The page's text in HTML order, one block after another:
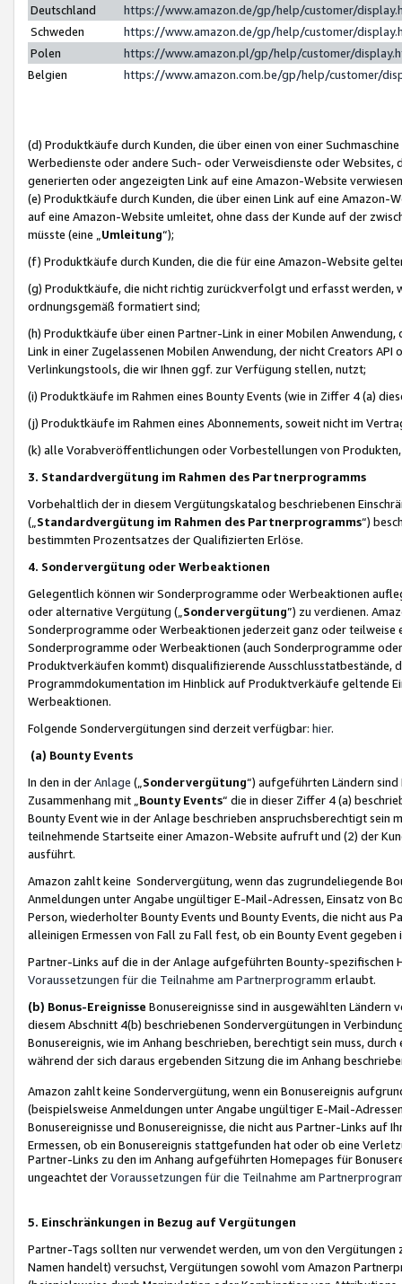
Deutschland
https://www.amazon.de/gp/help/customer/
Schweden
https://www.amazon.de/gp/help/customer/
Polen
https://www.amazon.pl/gp/help/customer/
Belgien
https://www.amazon.com.be/gp/help/customer/
(d) Produktkäufe durch Kunden, die über einen von einer
Werbedienste oder andere Such- oder Verweisdienste oder Websites,
generierten oder angezeigten Link auf eine Amazon-Website
(e) Produktkäufe durch Kunden, die über einen Link auf eine
auf eine Amazon-Website umleitet, ohne dass der Kunde auf der
müsste (eine „ Umleitung“);
(f) Produktkäufe durch Kunden, die die für eine Amazon-Website
(g) Produktkäufe, die nicht richtig zurückverfolgt und erfasst werden,
ordnungsgemäß formatiert sind;
(h) Produktkäufe über einen Partner-Link in einer Mobilen
Link in einer Zugelassenen Mobilen Anwendung, der nicht Creators
Verlinkungstools, die wir Ihnen ggf. zur Verfügung stellen, nutzt;
(i) Produktkäufe im Rahmen eines Bounty Events (wie in Ziffer 4 (a)
(j) Produktkäufe im Rahmen eines Abonnements, soweit nicht im
(k) alle Vorabveröffentlichungen oder Vorbestellungen von
3. Standardvergütung im Rahmen des Partnerprogramms
Vorbehaltlich der in diesem Vergütungskatalog beschriebenen
(„ Standardvergütung im Rahmen des Partnerprogramms“)
bestimmten Prozentsatzes der Qualifizierten Erlöse.
4. Sondervergütung oder Werbeaktionen
Gelegentlich können wir Sonderprogramme oder Werbeaktionen
oder alternative Vergütung („ Sondervergütung”) zu verdienen.
Sonderprogramme oder Werbeaktionen jederzeit ganz oder
Sonderprogramme oder Werbeaktionen (auch Sonderprogramme
Produktverkäufen kommt) disqualifizierende Ausschlusstatbestände,
Programmdokumentation im Hinblick auf Produktverkäufe geltende
Werbeaktionen.
Folgende Sondervergütungen sind derzeit verfügbar: hier.
(a) Bounty Events
In den in derAnlage („ Sondervergütung“) aufgeführten Ländern
Zusammenhang mit „ Bounty Events“ die in dieser Ziffer 4 (a)
Bounty Event wie in der Anlage beschrieben anspruchsberechtigt sein
teilnehmende Startseite einer Amazon-Website aufruft und (2) der
ausführt.
Amazon zahlt keine Sondervergütung, wenn das zugrundeliegende
Anmeldungen unter Angabe ungültiger E-Mail-Adressen, Einsatz von
Person, wiederholter Bounty Events und Bounty Events, die nicht
alleinigen Ermessen von Fall zu Fall fest, ob ein Bounty Event
Partner-Links auf die in der Anlage aufgeführten Bounty-spezifischen
Voraussetzungen für die Teilnahme am Partnerprogramm erlaubt.
(b) Bonus-Ereignisse Bonusereignisse sind in ausgewählten Ländern
diesem Abschnitt 4(b) beschriebenen Sondervergütungen in
Bonusereignis, wie im Anhang beschrieben, berechtigt sein muss,
während der sich daraus ergebenden Sitzung die im Anhang
Amazon zahlt keine Sondervergütung, wenn ein Bonusereignis
(beispielsweise Anmeldungen unter Angabe ungültiger E-Mail-
Bonusereignisse und Bonusereignisse, die nicht aus Partner-Links auf
Ermessen, ob ein Bonusereignis stattgefunden hat oder ob eine
Partner-Links zu den im Anhang aufgeführten Homepages für
ungeachtet derVoraussetzungen für die Teilnahme am
5. Einschränkungen in Bezug auf Vergütungen
Partner-Tags sollten nur verwendet werden, um von den
Namen handelt) versuchst, Vergütungen sowohl vom Amazon